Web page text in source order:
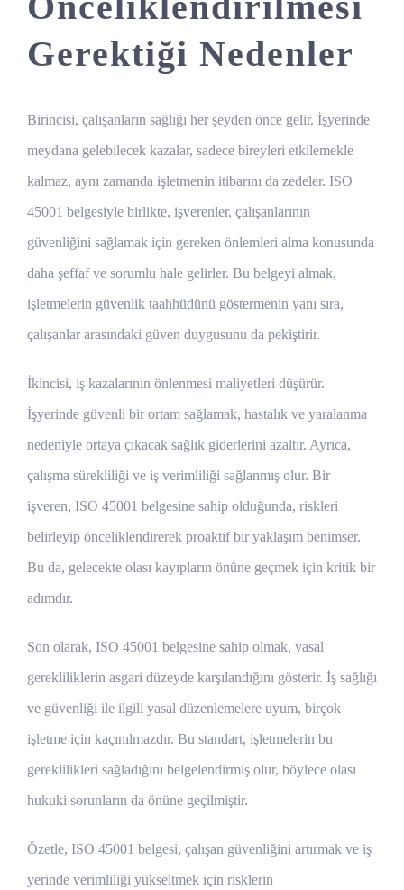
Gerektiği Nedenler
Birincisi, çalışanların sağlığı her şeyden önce gelir. İşyerinde
meydana gelebilecek kazalar, sadece bireyleri etkilemekle
kalmaz, aynı zamanda işletmenin itibarını da zedeler. ISO
45001 belgesiyle birlikte, işverenler, çalışanlarının
güvenliğini sağlamak için gereken önlemleri alma konusunda
daha şeffaf ve sorumlu hale gelirler. Bu belgeyi almak,
işletmelerin güvenlik taahhüdünü göstermenin yanı sıra,
çalışanlar arasındaki güven duygusunu da pekiştirir.
İkincisi, iş kazalarının önlenmesi maliyetleri düşürür.
İşyerinde güvenli bir ortam sağlamak, hastalık ve yaralanma
nedeniyle ortaya çıkacak sağlık giderlerini azaltır. Ayrıca,
çalışma sürekliliği ve iş verimliliği sağlanmış olur. Bir
işveren, ISO 45001 belgesine sahip olduğunda, riskleri
belirleyip önceliklendirerek proaktif bir yaklaşım benimser.
Bu da, gelecekte olası kayıpların önüne geçmek için kritik bir
adımdır.
Son olarak, ISO 45001 belgesine sahip olmak, yasal
gerekliliklerin asgari düzeyde karşılandığını gösterir. İş sağlığı
ve güvenliği ile ilgili yasal düzenlemelere uyum, birçok
işletme için kaçınılmazdır. Bu standart, işletmelerin bu
gereklilikleri sağladığını belgelendirmiş olur, böylece olası
hukuki sorunların da önüne geçilmiştir.
Özetle, ISO 45001 belgesi, çalışan güvenliğini artırmak ve iş
yerinde verimliliği yükseltmek için risklerin